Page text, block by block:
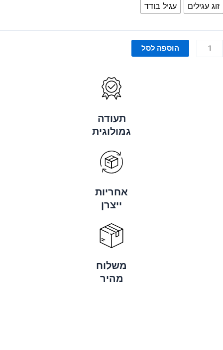
זוג עגילים עגיל בודד
Classic
הוספה לסל
תעודה
גמולוגית
אחריות
ייצרן
משלוח
מהיר